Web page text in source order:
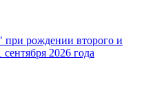
рождении второго и
2026 года